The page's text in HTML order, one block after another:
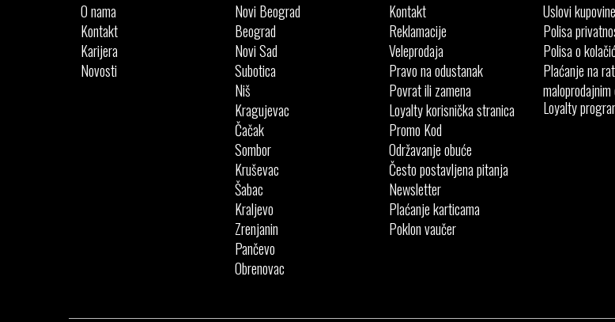
O nama
Kontakt
Karijera
Novosti
Novi Beograd
Beograd
Novi Sad
Subotica
Niš
Kragujevac
Čačak
Sombor
Kruševac
Šabac
Kraljevo
Zrenjanin
Pančevo
Obrenovac
Kontakt
Reklamacije
Veleprodaja
Pravo na odustanak
Povrat ili zamena
Loyalty korisnička stranica
Promo Kod
Održavanje obuće
Često postavljena pitanja
Newsletter
Plaćanje karticama
Poklon vaučer
Uslovi
Polisa
Polisa o
Plaćanje na
Loyalty